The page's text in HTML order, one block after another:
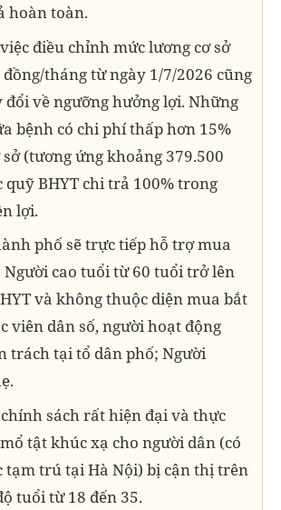
hoàn toàn.
điều chỉnh mức lương cơ sở
tháng từ ngày 1/7/2026 cũng
đổi về ngưỡng hưởng lợi. Những
bệnh có chi phí thấp hơn 15%
(tương ứng khoảng 379.500
quỹ BHYT chi trả 100% trong
lợi.
phố sẽ trực tiếp hỗ trợ mua
Người cao tuổi từ 60 tuổi trở lên
và không thuộc diện mua bắt
viên dân số, người hoạt động
trách tại tổ dân phố; Người
sách rất hiện đại và thực
tật khúc xạ cho người dân (có
tạm trú tại Hà Nội) bị cận thị trên
tuổi từ 18 đến 35.